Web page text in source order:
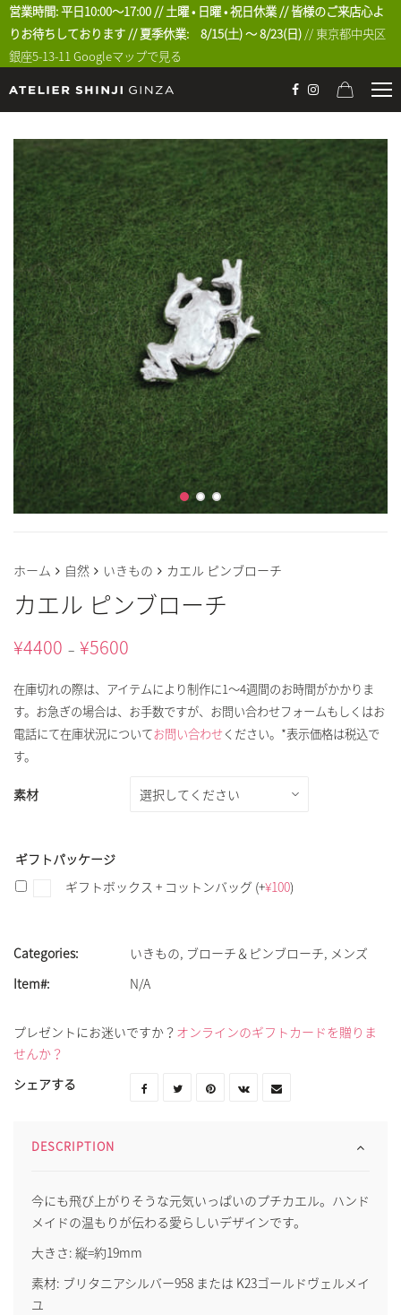
営業時間: 平日10:00〜17:00 // 土曜 • 日曜 • 祝日休業 // 皆様のご来店心よ
りお待ちしております // 夏季休業: 8/15(土) 〜 8/23(日) // 東京都中央区
銀座5-13-11Googleマップで見る
ホーム 自然 いきもの カエル ピンブローチ
カエル ピンブローチ
¥4400 – ¥5600
在庫切れの際は、アイテムにより制作に1～4週間のお時間がかかりま
す。お急ぎの場合は、お手数ですが、お問い合わせフォームもしくはお
電話にて在庫状況についてお問い合わせ ください。*表示価格は税込で
す。
素材
ギフトパッケージ
ギフトボックス + コットンバッグ (+¥100)
Categories: いきもの, ブローチ＆ピンブローチ, メンズ
Item#:
N/A
プレゼントにお迷いですか？ オンラインのギフトカードを贈りま
せんか？
シェアする
DESCRIPTION
今にも飛び上がりそうな元気いっぱいのプチカエル。ハンド
メイドの温もりが伝わる愛らしいデザインです。
大きさ: 縦=約19mm
素材: ブリタニアシルバー958 または K23ゴールドヴェルメイ
ユ